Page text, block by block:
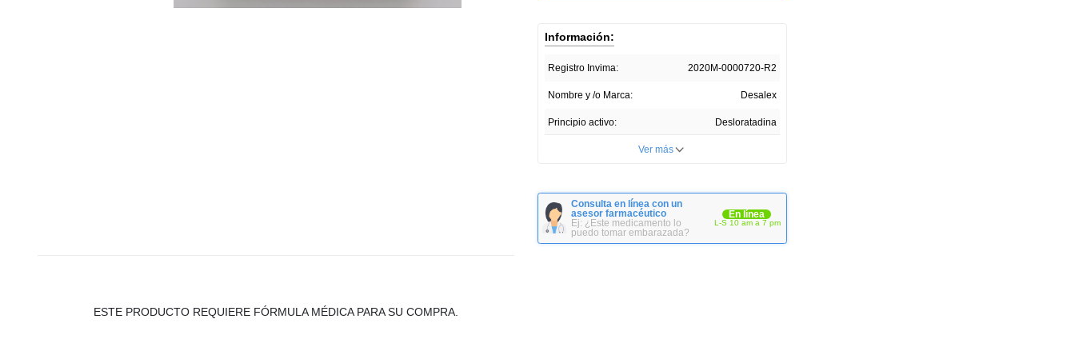
Información:
Registro Invima: 2020M-0000720-R2
Nombre y /o Marca: Desalex
Principio activo: Desloratadina
Concentración: (mg, g, mcg)
Presentación Comercial:
Ver más
Consulta en línea con un
asesor farmacéutico
Ej: ¿Este medicamento lo
puedo tomar embarazada?
En línea
L-S 10 am a 7 pm
ESTE PRODUCTO REQUIERE FÓRMULA MÉDICA PARA SU COMPRA.